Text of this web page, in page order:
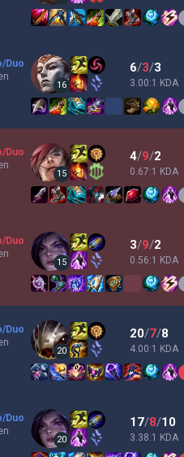
Duo
16
6/3/3
3.00:1 KDA
Duo
15
4/9/2
0.67:1 KDA
Duo
15
3/9/2
0.56:1 KDA
Duo
20
20/7/8
4.00:1 KDA
Duo
20
17/8/10
3.38:1 KDA